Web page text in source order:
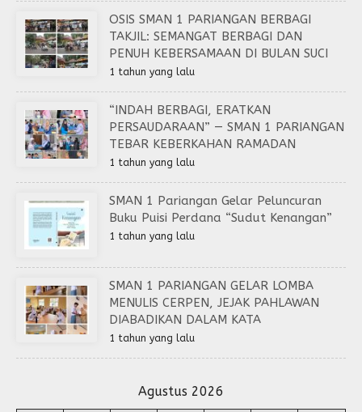
OSIS SMAN 1 PARIANGAN BERBAGI
TAKJIL: SEMANGAT BERBAGI DAN
PENUH KEBERSAMAAN DI BULAN SUCI
1 tahun yang lalu
“INDAH BERBAGI, ERATKAN
PERSAUDARAAN” — SMAN 1 PARIANGAN
TEBAR KEBERKAHAN RAMADAN
1 tahun yang lalu
SMAN 1 Pariangan Gelar Peluncuran
Buku Puisi Perdana “Sudut Kenangan”
1 tahun yang lalu
SMAN 1 PARIANGAN GELAR LOMBA
MENULIS CERPEN, JEJAK PAHLAWAN
DIABADIKAN DALAM KATA
1 tahun yang lalu
Agustus 2026